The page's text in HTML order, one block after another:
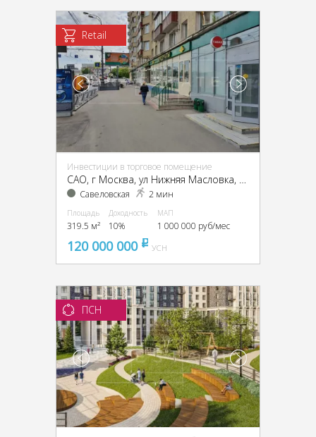
Retail
Инвестиции в торговое помещение
Савеловская 2 мин
Площадь
319.5 м²
Доходность
10%
МАП
1 000 000 руб/мес
120 000 000 pуб
УСН
ПСН